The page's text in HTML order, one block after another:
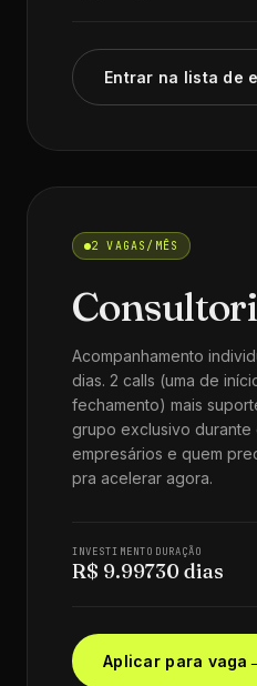
Entrar na lista de
2 VAGAS/MÊS
Acompanhamento
dias. 2 calls (uma de
fechamento) mais
grupo exclusivo durante
empresários e quem
pra acelerar agora.
INVESTIMENTO
R$ 9.997
DURAÇÃO
30 dias
Aplicar para vaga